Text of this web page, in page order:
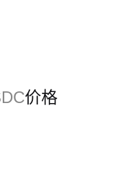
价格